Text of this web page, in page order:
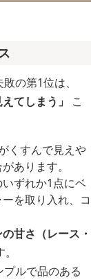
の第1位は、
てしまう」
こ
くすんで見えや
あります。
ずれか1点にベ
を取り入れ、コ
の甘さ（レース・
ルで品のある